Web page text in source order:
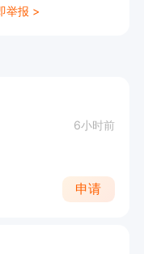
举报 >
6小时前
申请